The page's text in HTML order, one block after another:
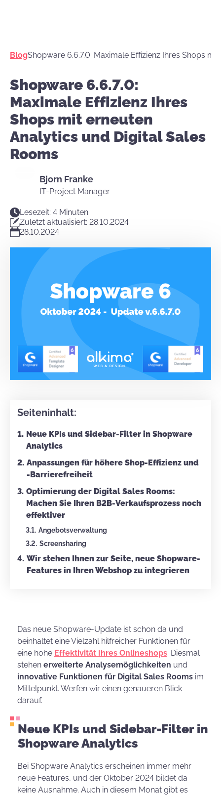
BlogShopware 6.6.7.0: Maximale Effizienz Ihres Shops
Shopware 6.6.7.0:
Maximale Effizienz Ihres
Shops mit erneuten
Analytics und Digital Sales
Rooms
Bjorn Franke
IT-Project Manager
Lesezeit: 4 Minuten
Zuletzt aktualisiert: 28.10.2024
28.10.2024
Seiteninhalt:
Neue KPIs und Sidebar-Filter in Shopware
Analytics
Anpassungen für höhere Shop-Effizienz und
-Barrierefreiheit
Optimierung der Digital Sales Rooms:
Machen Sie Ihren B2B-Verkaufsprozess noch
effektiver
Angebotsverwaltung
Screensharing
Wir stehen Ihnen zur Seite, neue Shopware-
Features in Ihren Webshop zu integrieren
Das neue Shopware-Update ist schon da und
beinhaltet eine Vielzahl hilfreicher Funktionen für
eine hohe Effektivität Ihres Onlineshops. Diesmal
stehen erweiterte Analysemöglichkeiten und
innovative Funktionen für Digital Sales Rooms im
Mittelpunkt. Werfen wir einen genaueren Blick
darauf.
Neue KPIs und Sidebar-Filter in
Shopware Analytics
Bei Shopware Analytics erscheinen immer mehr
neue Features, und der Oktober 2024 bildet da
keine Ausnahme. Auch in diesem Monat gibt es